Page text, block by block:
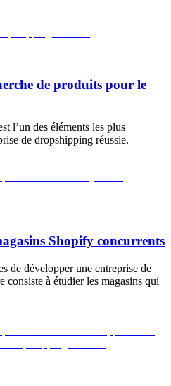
de produits pour le
l’un des éléments les plus
de dropshipping réussie.
Shopify concurrents
de développer une entreprise de
consiste à étudier les magasins qui